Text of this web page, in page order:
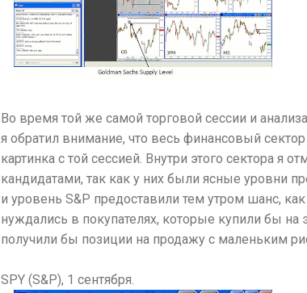
Во время той же самой торговой сессии и
я обратил внимание, что весь финансовый
картинка с той сессией. Внутри этого сектора я
кандидатами, так как у них были ясные уровни
и уровень S&P предоставили тем утром шанс,
нуждались в покупателях, которые купили бы
получили бы позиции на продажу с маленьким
SPY (S&P), 1 сентября.